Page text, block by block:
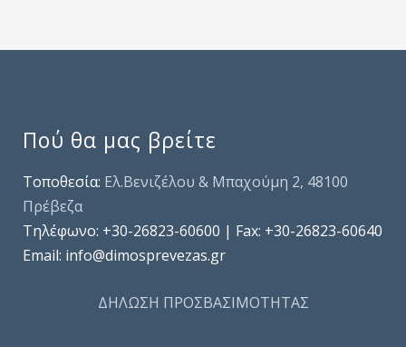
Πού θα μας βρείτε
Τοποθεσία: Ελ.Βενιζέλου & Μπαχούμη 2, 48100
Πρέβεζα
Τηλέφωνo: +30-26823-60600 | Fax: +30-26823-60640
Email: info@dimosprevezas.gr
ΔΗΛΩΣΗ ΠΡΟΣΒΑΣΙΜΟΤΗΤΑΣ